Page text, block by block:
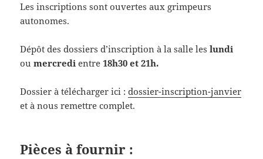
Les inscriptions sont ouvertes aux grimpeurs
autonomes.
Dépôt des dossiers d’inscription à la salle leslundi
ou mercredi entre18h30 et 21h.
Dossier à télécharger ici :dossier-inscription-janvier
et à nous remettre complet.
Pièces à fournir :